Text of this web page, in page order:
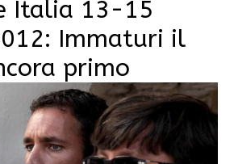
Italia 13-15
Immaturi il
primo